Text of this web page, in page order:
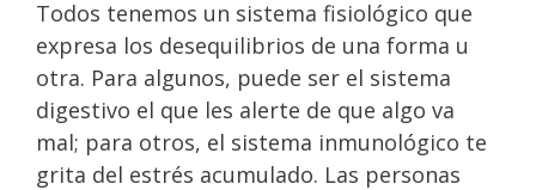
Todos tenemos un sistema fisiológico que
expresa los desequilibrios de una forma u
otra. Para algunos, puede ser el sistema
digestivo el que les alerte de que algo va
mal; para otros, el sistema inmunológico te
grita del estrés acumulado. Las personas